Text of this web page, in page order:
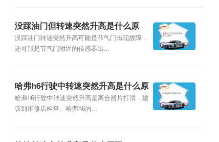
没踩油门但转速突然升高是什么原
因？
没踩油门转速突然升高可能是节气门出现故障，
还可能是节气门附近的传感器出...
哈弗h6行驶中转速突然升高是什么原
因？
哈弗h6行驶中转速突然升高是离合器片打滑，建
议到维修店检查。哈弗h6的...